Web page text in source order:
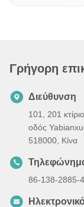
Γρήγορη
Διεύθυνση
101, 201
οδός
518000, Κίνα
86-138-2885-
Ηλεκτρονικό